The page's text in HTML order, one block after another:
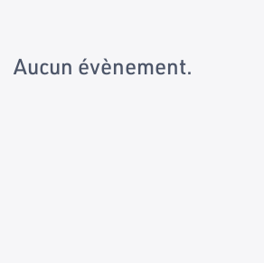
Aucun évènement.